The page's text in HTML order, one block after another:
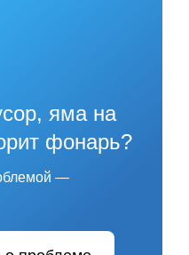
яма на
фонарь?
—